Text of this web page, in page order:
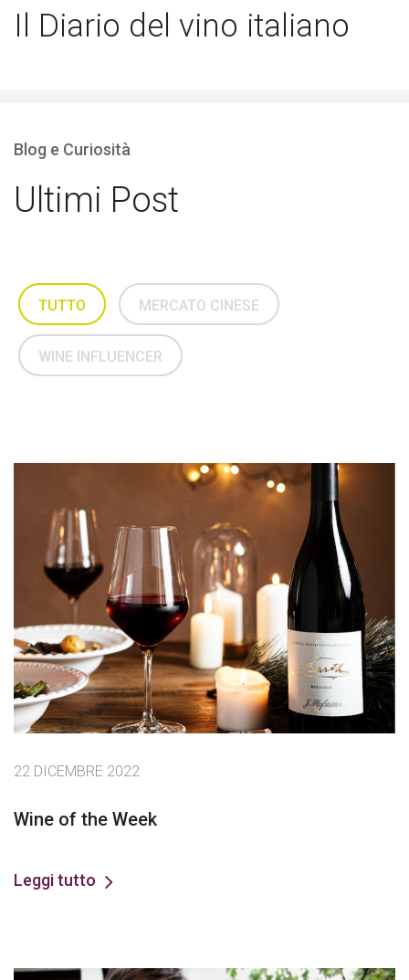
Il Diario del vino italiano
Blog e Curiosità
Ultimi Post
TUTTO MERCATO CINESE
WINE INFLUENCER
22 DICEMBRE 2022
Wine of the Week
Leggi tutto